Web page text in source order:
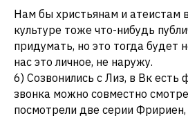
Нам бы христьянам и атеистам
культуре тоже что-нибудь
придумать, но это тогда будет
нас это личное, не наружу.
6) Созвонились с Лиз, в Вк есть
звонка можно совместно
посмотрели две серии Фририен,